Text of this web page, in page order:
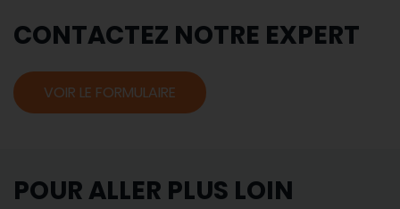
CONTACTEZ NOTRE EXPERT
VOIR LE FORMULAIRE
POUR ALLER PLUS LOIN